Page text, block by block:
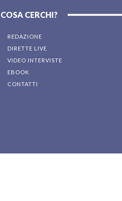
COSA CERCHI?
REDAZIONE
DIRETTE LIVE
VIDEO INTERVISTE
EBOOK
CONTATTI